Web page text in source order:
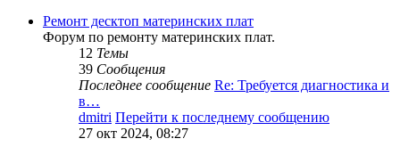
Ремонт десктоп материнских плат
Форум по ремонту материнских плат.
12 Темы
39 Сообщения
Последнее сообщение Re: Требуется диагностика и
в…
dmitri Перейти к последнему сообщению
27 окт 2024, 08:27